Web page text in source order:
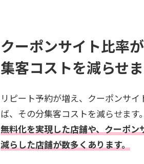
クーポンサイト比率が
集客コストを減らせ
リピート予約が増え、クーポンサ
ば、その分集客コストを減らせます。
無料化を実現した店舗や、クーポン
減らした店舗が数多くあります。